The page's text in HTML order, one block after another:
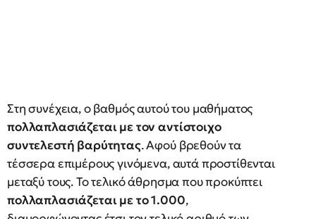
Στη συνέχεια, ο βαθμός αυτού του μαθήματος
πολλαπλασιάζεται με τον αντίστοιχο
συντελεστή βαρύτητας. Αφού βρεθούν τα
τέσσερα επιμέρους γινόμενα, αυτά προστίθενται
μεταξύ τους. Το τελικό άθρησμα που προκύπτει
πολλαπλασιάζεται με το 1.000,